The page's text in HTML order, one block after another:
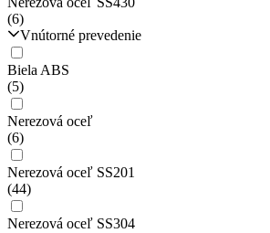
(6)
Vnútorné prevedenie
Biela ABS
(5)
Nerezová oceľ
(6)
Nerezová oceľ SS201
(44)
Nerezová oceľ SS304